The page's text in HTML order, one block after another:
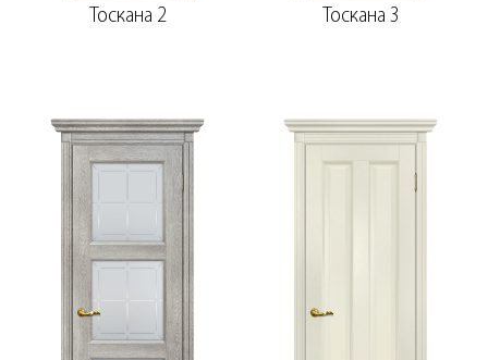
Тоскана 2 Тоскана 3